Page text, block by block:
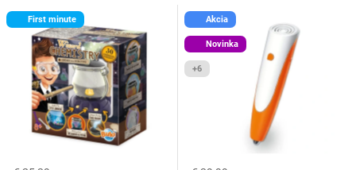
First minute Akcia
Novinka
+6